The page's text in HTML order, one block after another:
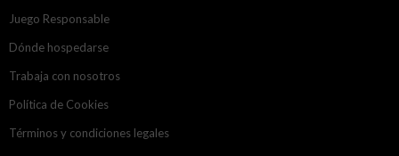
Juego Responsable
Dónde hospedarse
Trabaja con nosotros
Política de Cookies
Términos y condiciones legales